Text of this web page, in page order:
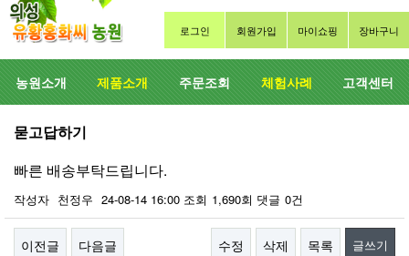
로그인 회원가입 마이쇼핑 장바구니
농원소개 제품소개 주문조회 체험사례 고객센터
묻고답하기
빠른 배송부탁드립니다.
작성자 천정우 24-08-14 16:00 조회 1,690회 댓글 0건
이전글 다음글 수정 삭제 목록 글쓰기